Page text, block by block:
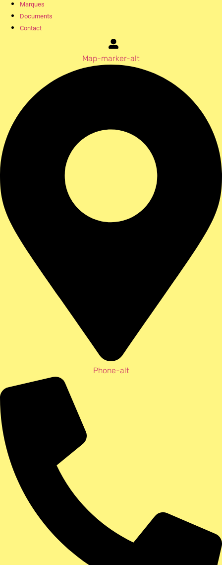
Marques
Documents
Contact
Map-marker-alt
Phone-alt